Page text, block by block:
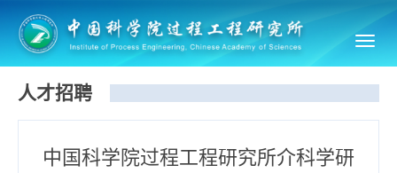
人才招聘
中国科学院过程工程研究所介科学研